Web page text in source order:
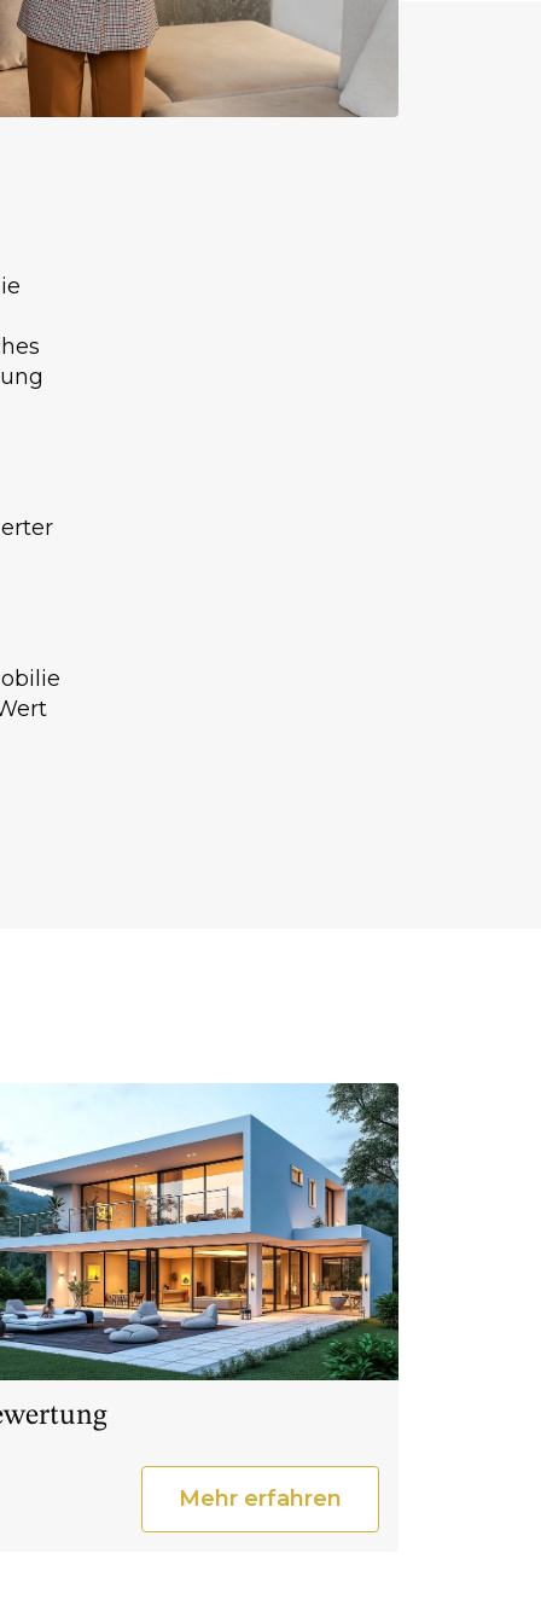
Mehr erfahren